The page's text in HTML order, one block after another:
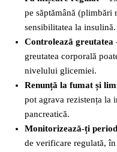
pe săptămână
sensibilitatea la insulină.
Controlează greutatea
greutatea corporală
nivelului glicemiei.
Renunță la fumat și
pot agrava rezistența la
pancreatică.
Monitorizează-ți
de verificare regulată,